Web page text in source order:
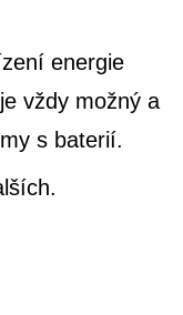
energie
vždy možný a
s baterií.